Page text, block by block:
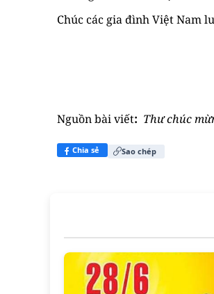
Chúc các gia đình Việt Nam
Nguồn bài viết: Thư chúc
Chia sẻ Sao chép